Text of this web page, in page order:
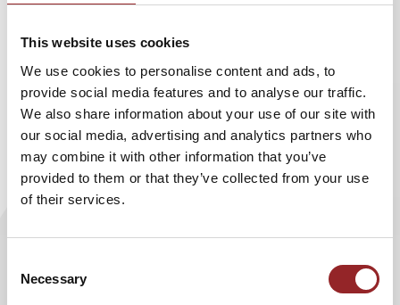
This website uses cookies
We use cookies to personalise content and ads, to
provide social media features and to analyse our traffic.
We also share information about your use of our site with
our social media, advertising and analytics partners who
may combine it with other information that you’ve
provided to them or that they’ve collected from your use
of their services.
Selection
Necessary
erfolgsversprechend ist“, sagte der
Benediktinermönch auf der New Work
Experience von XING.
Der Inhaber der Hotelkette Upstalsboom, Bodo Janssen,
führte sein Unternehmen im alten Stil. Eine
Mitarbeiterbefragung ließ ihn umdenken, denn diese
wollten ihn als Chef nicht mehr. Janssen besuchte
änderte seinen Führungsstil und orientierte sich dabei an
Pater Anselm: „Es führt derjenige gut, der die Menschen
aufrichtet, sodass die Mitarbeiter am Abend aufrechter